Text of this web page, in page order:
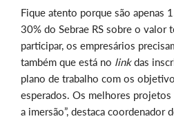
Fique atento porque são apenas
30% do Sebrae RS sobre o valor
participar, os empresários
também que está no linkdas
plano de trabalho com os
esperados. Os melhores
a imersão”, destaca coordenador